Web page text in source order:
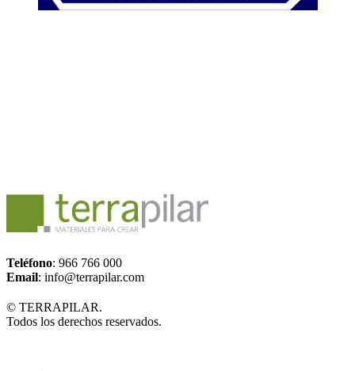
Teléfono: 966 766 000
Email: info@terrapilar.com
© TERRAPILAR.
Todos los derechos reservados.